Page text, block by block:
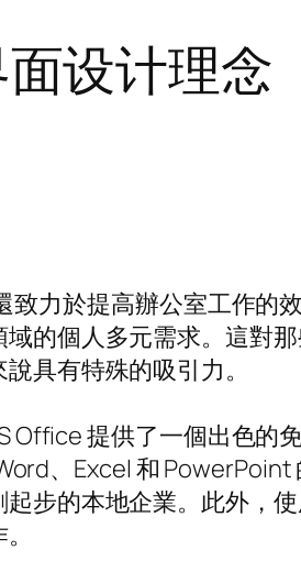
设计理念
力於提高辦公室工作的
的個人多元需求。這對
具有特殊的吸引力。
提供了一個出色的
、Excel 和
步的本地企業。此外，